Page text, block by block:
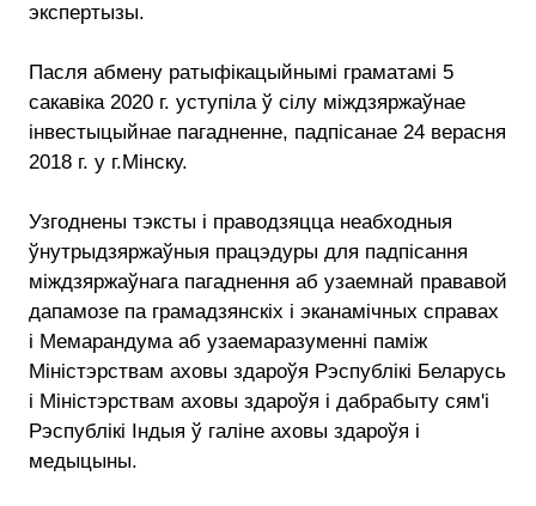
экспертызы.
Пасля абмену ратыфікацыйнымі граматамі 5
сакавіка 2020 г. уступіла ў сілу міждзяржаўнае
інвестыцыйнае пагадненне, падпісанае 24 верасня
2018 г. у г.Мінску.
Узгоднены тэксты і праводзяцца неабходныя
ўнутрыдзяржаўныя працэдуры для падпісання
міждзяржаўнага пагаднення аб узаемнай прававой
дапамозе па грамадзянскіх і эканамічных справах
і Мемарандума аб узаемаразуменні паміж
Міністэрствам аховы здароўя Рэспублікі Беларусь
і Міністэрствам аховы здароўя і дабрабыту сям'і
Рэспублікі Індыя ў галіне аховы здароўя і
медыцыны.